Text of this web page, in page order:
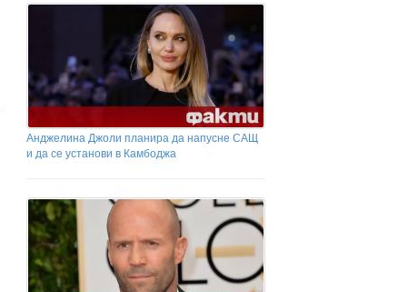
Анджелина Джоли планира да напусне САЩ
и да се установи в Камбоджа